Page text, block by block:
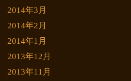
2014年3月
2014年2月
2014年1月
2013年12月
2013年11月